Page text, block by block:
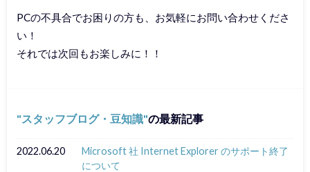
PCの不具合でお困りの方も、お気軽にお問い合わせくださ
い！
それでは次回もお楽しみに！！
スタッフブログ・豆知識 の最新記事
2022.06.20
Microsoft 社 Internet Explorer のサポート終了
について